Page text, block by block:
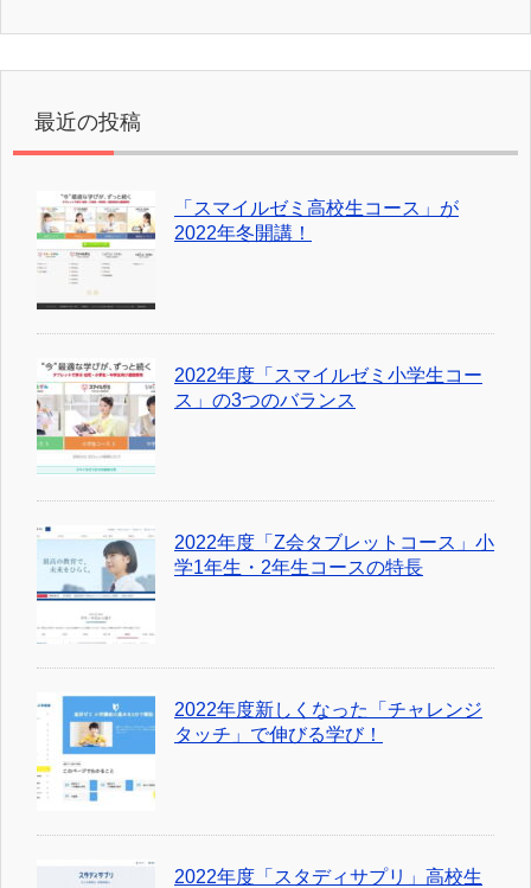
最近の投稿
「スマイルゼミ高校生コース」が
2022年冬開講！
2022年度「スマイルゼミ小学生コー
ス」の3つのバランス
2022年度「Z会タブレットコース」小
学1年生・2年生コースの特長
2022年度新しくなった「チャレンジ
タッチ」で伸びる学び！
2022年度「スタディサプリ」高校生